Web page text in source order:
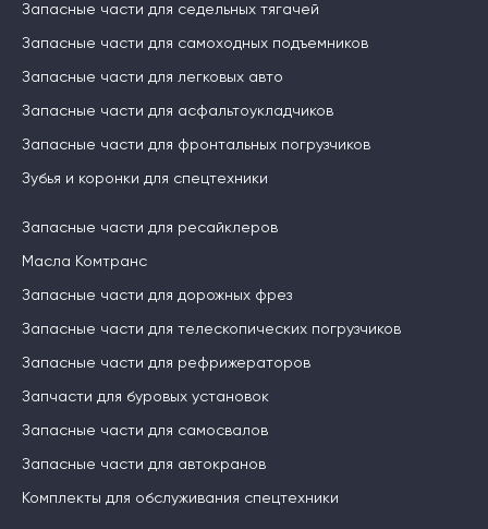
Запасные части для седельных тягачей
Запасные части для самоходных подъемников
Запасные части для легковых авто
Запасные части для асфальтоукладчиков
Запасные части для фронтальных погрузчиков
Зубья и коронки для спецтехники
Запасные части для ресайклеров
Масла Комтранс
Запасные части для дорожных фрез
Запасные части для телескопических погрузчиков
Запасные части для рефрижераторов
Запчасти для буровых установок
Запасные части для самосвалов
Запасные части для автокранов
Комплекты для обслуживания спецтехники